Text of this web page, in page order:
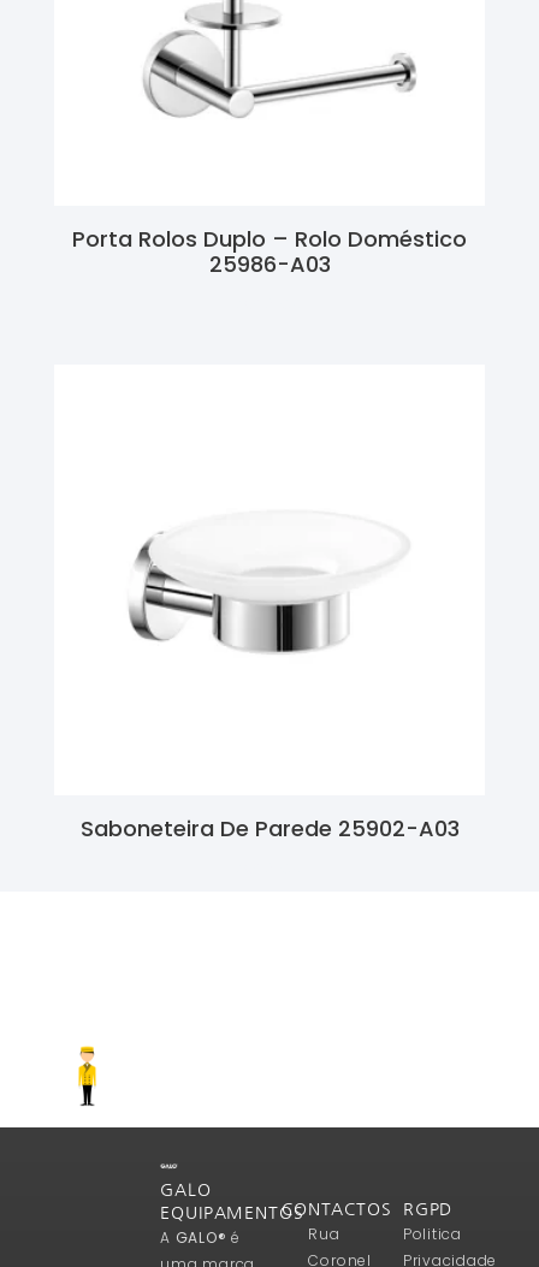
Porta Rolos Duplo – Rolo Doméstico
25986-A03
Saboneteira De Parede 25902-A03
GALO
EQUIPAMENTOS
A GALO® é
CONTACTOS
Rua
Coronel
RGPD
Politica
Privacidade